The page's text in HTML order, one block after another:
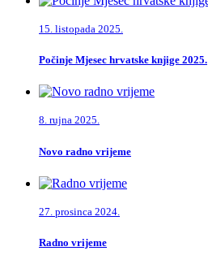
15. listopada 2025.
Počinje Mjesec hrvatske knjige 2025.
8. rujna 2025.
Novo radno vrijeme
27. prosinca 2024.
Radno vrijeme